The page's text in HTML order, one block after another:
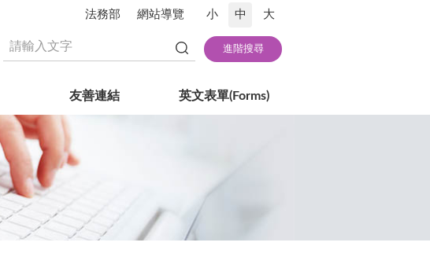
法務部 網站導覽 小 中 大
友善連結 英文表單(Forms)